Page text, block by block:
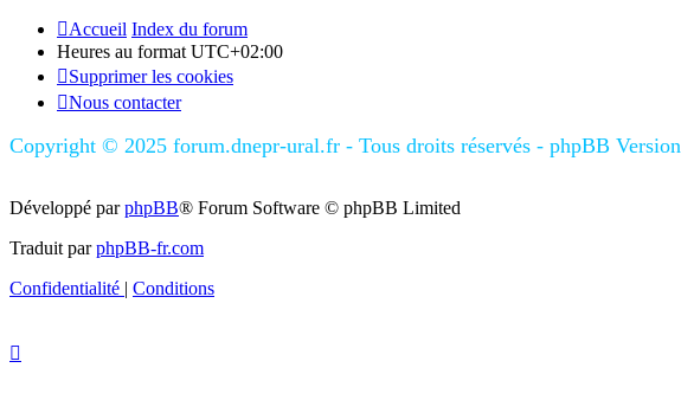
Accueil Index du forum
Heures au format UTC+02:00
Supprimer les cookies
Nous contacter
Copyright © 2025 forum.dnepr-ural.fr - Tous droits réservés - phpBB
Développé parphpBB® Forum Software © phpBB Limited
Traduit parphpBB-fr.com
Confidentialité | Conditions